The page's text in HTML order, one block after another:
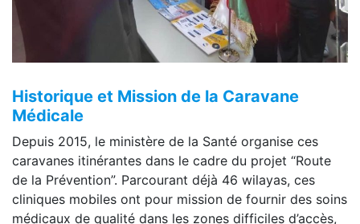
Historique et Mission de la Caravane
Médicale
Depuis 2015, le ministère de la Santé organise ces
caravanes itinérantes dans le cadre du projet “Route
de la Prévention”. Parcourant déjà 46 wilayas, ces
cliniques mobiles ont pour mission de fournir des soins
médicaux de qualité dans les zones difficiles d’accès,